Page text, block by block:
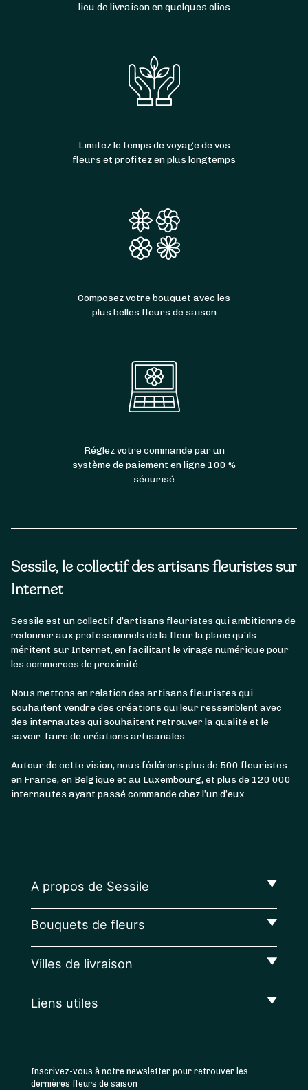
Sessile, le collectif des artisans fleuristes sur
Internet
Sessile est un collectif d’artisans fleuristes qui ambitionne de
redonner aux professionnels de la fleur la place qu’ils
méritent sur Internet, en facilitant le virage numérique pour
les commerces de proximité.
Nous mettons en relation des artisans fleuristes qui
souhaitent vendre des créations qui leur ressemblent avec
des internautes qui souhaitent retrouver la qualité et le
savoir-faire de créations artisanales.
Autour de cette vision, nous fédérons plus de 500 fleuristes
en France, en Belgique et au Luxembourg, et plus de 120 000
internautes ayant passé commande chez l’un d’eux.
lieu de livraison en quelques clics
Limitez le temps de voyage de vos
fleurs et profitez en plus longtemps
Composez votre bouquet avec les
plus belles fleurs de saison
Réglez votre commande par un
système de paiement en ligne 100 %
sécurisé
A propos de Sessile
Bouquets de fleurs
Villes de livraison
Liens utiles
Inscrivez-vous à notre newsletter pour retrouver les
dernières fleurs de saison